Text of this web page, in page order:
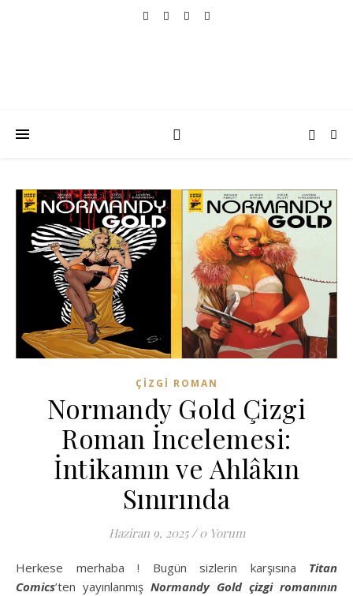
ÇIZGI ROMAN
Normandy Gold Çizgi
Roman İncelemesi:
İntikamın ve Ahlâkın
Sınırında
Haziran 9, 2025 / 0 Yorum
Herkese merhaba ! Bugün sizlerin karşısına Titan
Comics’ten yayınlanmış Normandy Gold çizgi romanının